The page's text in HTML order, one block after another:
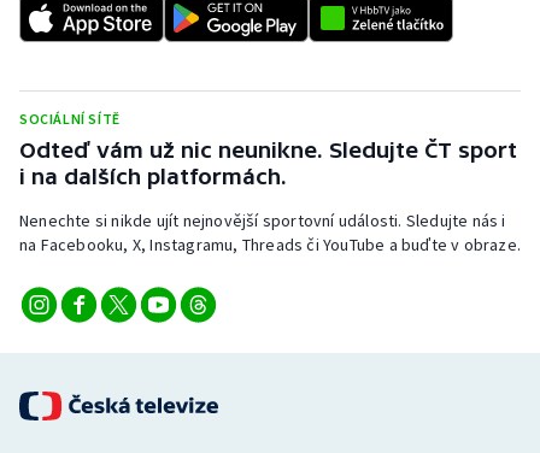
Short track
Stolní tenis
Triatlon
Veslování
Vodní slalom
Volejbal
Ostatní
SOCIÁLNÍ SÍTĚ
Odteď vám už nic neunikne. Sledujte ČT sport
i na dalších platformách.
Nenechte si nikde ujít nejnovější sportovní události. Sledujte nás i
na Facebooku, X, Instagramu, Threads či YouTube a buďte v obraze.